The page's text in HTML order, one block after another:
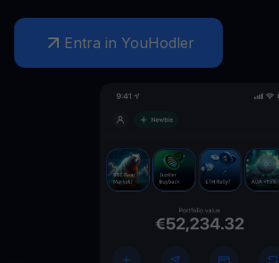
Entra in YouHodler